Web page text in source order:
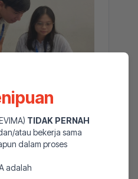
TIDAK PERNAH
atau bekerja sama
dalam proses
adalah
Manager
Lowongan